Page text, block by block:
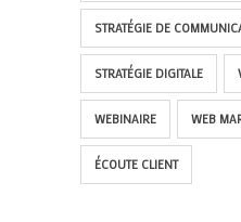
STRATÉGIE DE
STRATÉGIE DIGITALE
WEBINAIRE WEB
ÉCOUTE CLIENT